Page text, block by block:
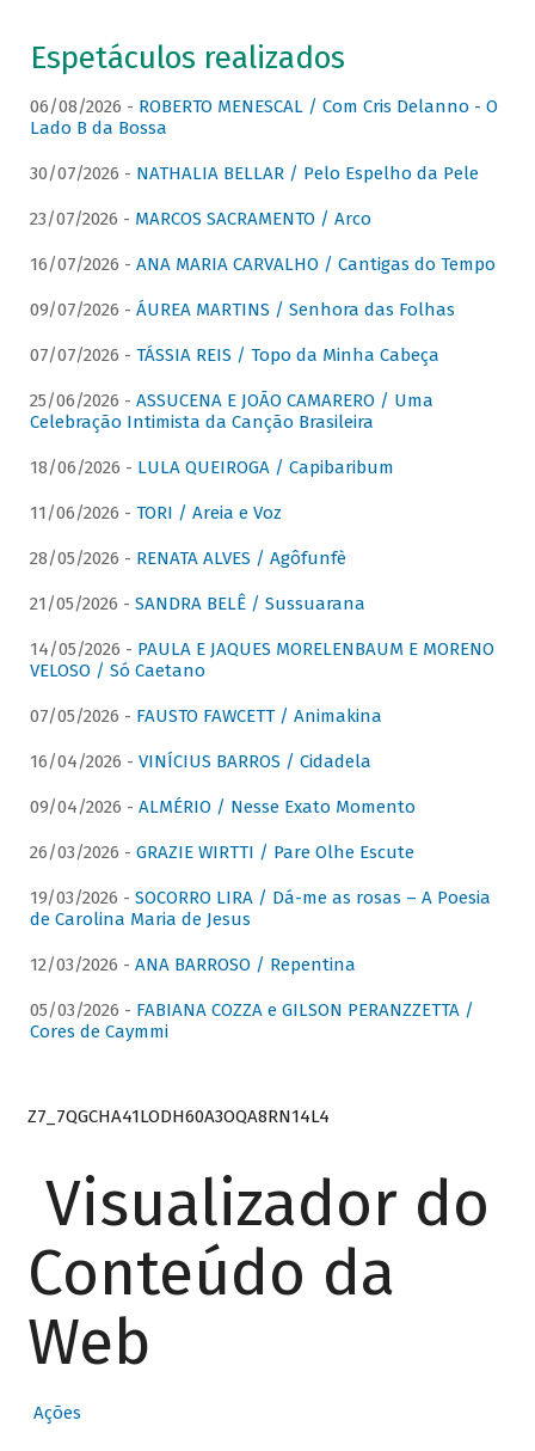
Espetáculos realizados
06/08/2026 - ROBERTO MENESCAL / Com Cris Delanno - O
Lado B da Bossa
30/07/2026 - NATHALIA BELLAR / Pelo Espelho da Pele
23/07/2026 - MARCOS SACRAMENTO / Arco
16/07/2026 - ANA MARIA CARVALHO / Cantigas do Tempo
09/07/2026 - ÁUREA MARTINS / Senhora das Folhas
07/07/2026 - TÁSSIA REIS / Topo da Minha Cabeça
25/06/2026 - ASSUCENA E JOÃO CAMARERO / Uma
Celebração Intimista da Canção Brasileira
18/06/2026 - LULA QUEIROGA / Capibaribum
11/06/2026 - TORI / Areia e Voz
28/05/2026 - RENATA ALVES / Agôfunfè
21/05/2026 - SANDRA BELÊ / Sussuarana
14/05/2026 - PAULA E JAQUES MORELENBAUM E MORENO
VELOSO / Só Caetano
07/05/2026 - FAUSTO FAWCETT / Animakina
16/04/2026 - VINÍCIUS BARROS / Cidadela
09/04/2026 - ALMÉRIO / Nesse Exato Momento
26/03/2026 - GRAZIE WIRTTI / Pare Olhe Escute
19/03/2026 - SOCORRO LIRA / Dá-me as rosas – A Poesia
de Carolina Maria de Jesus
12/03/2026 - ANA BARROSO / Repentina
05/03/2026 - FABIANA COZZA e GILSON PERANZZETTA /
Cores de Caymmi
Z7_7QGCHA41LODH60A3OQA8RN14L4
Visualizador do
Conteúdo da
Web
Ações